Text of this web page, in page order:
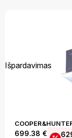
Išpardavimas
699.38 €